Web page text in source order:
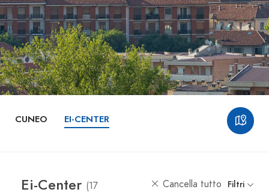
CUNEO EI-CENTER
Ei-Center (17
Cancella tutto Filtri